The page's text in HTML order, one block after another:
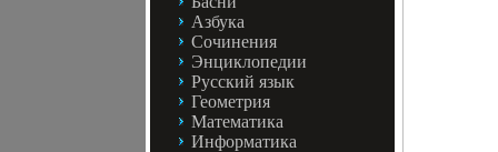
Азбука
Сочинения
Энциклопедии
Русский язык
Геометрия
Математика
Информатика